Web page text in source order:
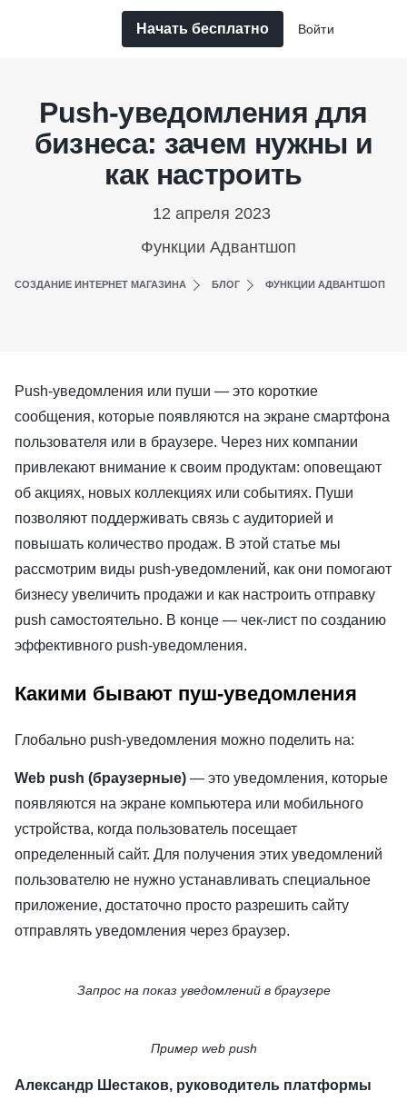
Начать бесплатно Войти
Push-уведомления для
бизнеса: зачем нужны и
как настроить
12 апреля 2023
Функции Адвантшоп
СОЗДАНИЕ ИНТЕРНЕТ МАГАЗИНА БЛОГ ФУНКЦИИ АДВАНТШОП
Push-уведомления или пуши — это короткие
сообщения, которые появляются на экране смартфона
пользователя или в браузере. Через них компании
привлекают внимание к своим продуктам: оповещают
об акциях, новых коллекциях или событиях. Пуши
позволяют поддерживать связь с аудиторией и
повышать количество продаж. В этой статье мы
рассмотрим виды push-уведомлений, как они помогают
бизнесу увеличить продажи и как настроить отправку
push самостоятельно. В конце — чек-лист по созданию
эффективного push-уведомления.
Какими бывают пуш-уведомления
Глобально push-уведомления можно поделить на:
Web push (браузерные) — это уведомления, которые
появляются на экране компьютера или мобильного
устройства, когда пользователь посещает
определенный сайт. Для получения этих уведомлений
пользователю не нужно устанавливать специальное
приложение, достаточно просто разрешить сайту
отправлять уведомления через браузер.
Запрос на показ уведомлений в браузере
Пример web push
Александр Шестаков, руководитель платформы